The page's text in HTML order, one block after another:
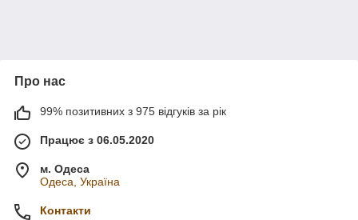
Про нас
99% позитивних з 975 відгуків за рік
Працює з 06.05.2020
м. Одеса
Одеса, Україна
Контакти